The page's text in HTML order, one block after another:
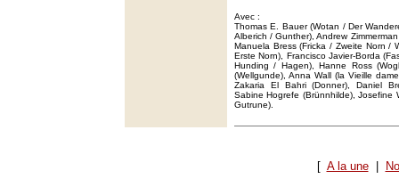
Avec :
Thomas E. Bauer (Wotan / Der
Alberich / Gunther), Andrew
Manuela Bress (Fricka / Zweite Norn /
Erste Norn), Francisco Javier-Borda
Hunding / Hagen), Hanne Ross
(Wellgunde), Anna Wall (la Vieille
Zakaria El Bahri (Donner), Daniel
Sabine Hogrefe (Brünnhilde), Josefine
Gutrune).
[ A la une|